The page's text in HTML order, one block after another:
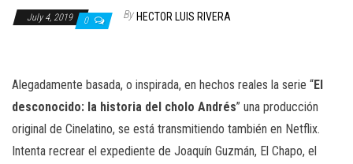
July 4, 2019 0 By HECTOR LUIS RIVERA
Alegadamente basada, o inspirada, en hechos reales la serie “El
desconocido: la historia del cholo Andrés” una producción
original de Cinelatino, se está transmitiendo también en Netflix.
Intenta recrear el expediente de Joaquín Guzmán, El Chapo, el